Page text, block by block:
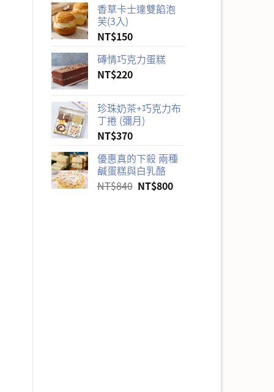
香草卡士達雙餡泡
芙(3入)
NT$150
磚情巧克力蛋糕
NT$220
珍珠奶茶+巧克力布
丁捲 (彌月)
NT$370
優惠真的下殺 兩種
鹹蛋糕與白乳酪
NT$840 原
NT$800目